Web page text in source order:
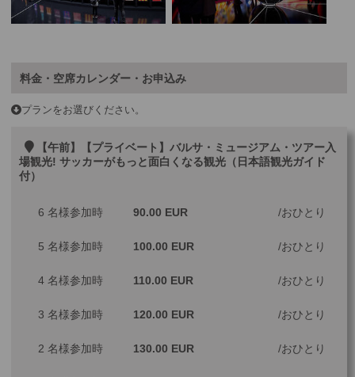
料金・空席カレンダー・お申込み
プランをお選びください。
【午前】【プライベート】バルサ・ミュージアム・ツアー入
場観光! サッカーがもっと面白くなる観光（日本語観光ガイド
付）
6 名様参加時 90.00 EUR おひとり
5 名様参加時 100.00 EUR おひとり
4 名様参加時 110.00 EUR おひとり
3 名様参加時 120.00 EUR おひとり
2 名様参加時 130.00 EUR おひとり